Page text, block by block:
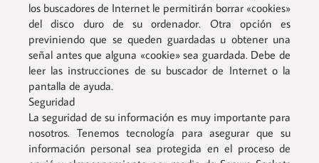
los buscadores de Internet le permitirán borrar «cookies»
del disco duro de su ordenador. Otra opción es
previniendo que se queden guardadas u obtener una
señal antes que alguna «cookie» sea guardada. Debe de
leer las instrucciones de su buscador de Internet o la
pantalla de ayuda.
Seguridad
La seguridad de su información es muy importante para
nosotros. Tenemos tecnología para asegurar que su
información personal sea protegida en el proceso de